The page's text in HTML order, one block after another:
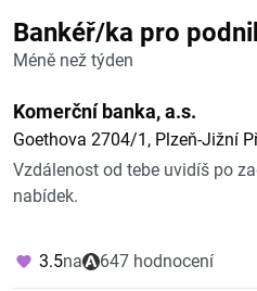
Bankéř/ka pro
Méně než týden
Komerční banka, a.s.
Goethova 2704/1, Plzeň-Jižní
Vzdálenost od tebe uvidíš po
nabídek.
3.5na 647 hodnocení